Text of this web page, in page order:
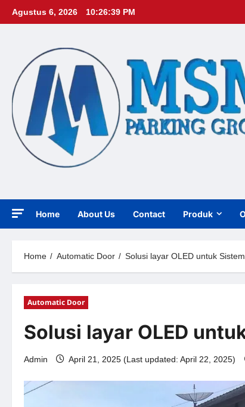
Agustus 6, 2026 10:26:40 PM
Home About Us Contact Produk
Home Automatic Door Solusi layar OLED untuk
Automatic Door
Solusi layar OLED
Admin April 21, 2025 (Last updated: April 22, 2025)